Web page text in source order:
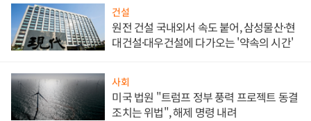
건설
원전 건설 국내외서 속도 붙어, 삼성물산·현
대건설·대우건설에 다가오는 '약속의 시간'
사회
미국 법원 "트럼프 정부 풍력 프로젝트 동결
조치는 위법", 해제 명령 내려